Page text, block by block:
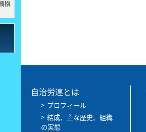
自治労連とは
プロフィール
結成、主な歴史、組織
の実態